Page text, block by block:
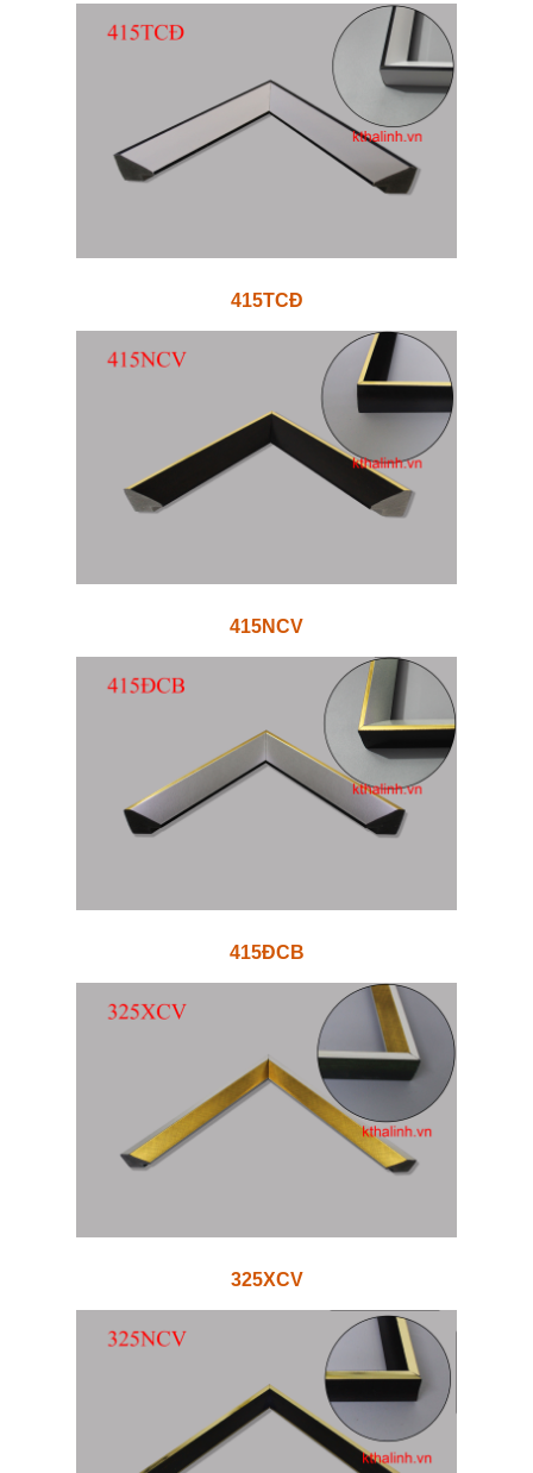
415TCĐ
415NCV
415ĐCB
325XCV